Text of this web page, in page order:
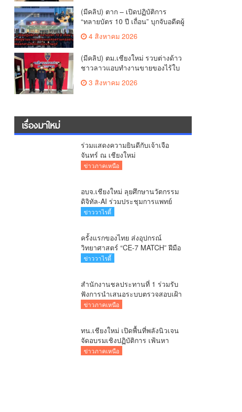
(มีคลิป) ตาก – เปิดปฏิบัติการ
“ทลายบัตร 10 ปี เถื่อน” บุกจับอดีตผู้
ช่วยนายทะเบียนแม่สอดร่วมกลุ่ม
ต่างด้าว ทุจริตออกสวมสิทธิ์
4 สิงหาคม 2026
(มีคลิป) ตม.เชียงใหม่ รวบต่างด้าว
ชาวลาวแอบทำงานขายของไร้ใบ
อนุญาต พบทำมานานถึง 3 ปี
3 สิงหาคม 2026
เรื่องมาใหม่
ร่วมแสดงความยินดีกับเจ้าเจือ
จันทร์ ณ เชียงใหม่
ข่าวภาคเหนือ
อบจ.เชียงใหม่ ลุยศึกษานวัตกรรม
ดิจิทัล-AI ร่วมประชุมการแพทย์
ฉุกเฉินท้องถิ่นระดับชาติ ครั้งที่ 10
สากล
ข่าววาไรตี้
ครั้งแรกของไทย ส่งอุปกรณ์
วิทยาศาสตร์ “CE-7 MATCH” ฝีมือ
คนไทย ร่วมภารกิจสำรวจดวง
ข่าววาไรตี้
สำนักงานชลประทานที่ 1 ร่วมรับ
ฟังการนำเสนอระบบตรวจสอบเฝ้า
ระวังโครงสร้างพื้นฐานด้าน
ข่าวภาคเหนือ
ทน.เชียงใหม่ เปิดพื้นที่พลังนิวเจน
จัดอบรมเชิงปฏิบัติการ เฟ้นหา
“สภาเด็กและเยาวชน” ปี 2569 มุ่ง
ข่าวภาคเหนือ